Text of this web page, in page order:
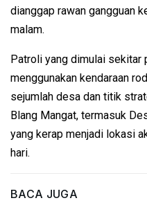
dianggap rawan gangguan
malam.
Patroli yang dimulai sekitar
menggunakan kendaraan
sejumlah desa dan titik
Blang Mangat, termasuk
yang kerap menjadi lokasi
hari.
BACA JUGA